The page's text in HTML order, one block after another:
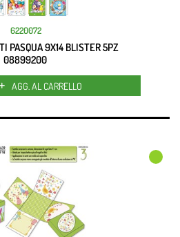
6220072
PASQUA 9X14 BLISTER 5PZ
08899200
Quantità
AGG. AL CARRELLO